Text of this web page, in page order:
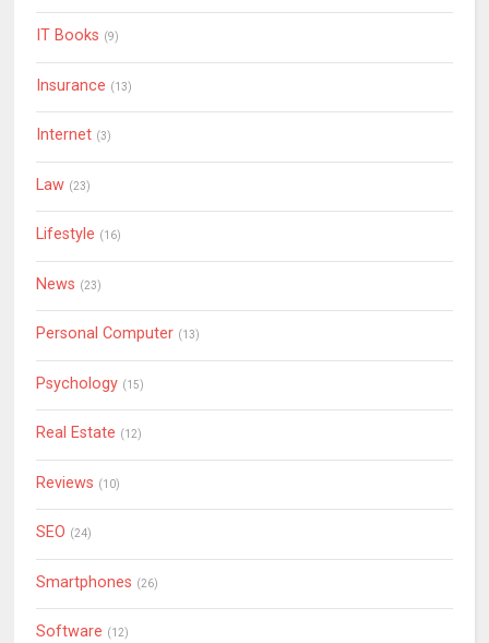
IT Books (9)
Insurance (13)
Internet (3)
Law (23)
Lifestyle (16)
News (23)
Personal Computer (13)
Psychology (15)
Real Estate (12)
Reviews (10)
SEO (24)
Smartphones (26)
Software (12)